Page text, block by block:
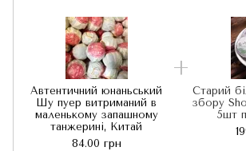
Автентичний юнаньський
Шу пуер витриманий в
маленькому запашному
танжерині, Китай
84.00 грн
Старий
збору
5шт